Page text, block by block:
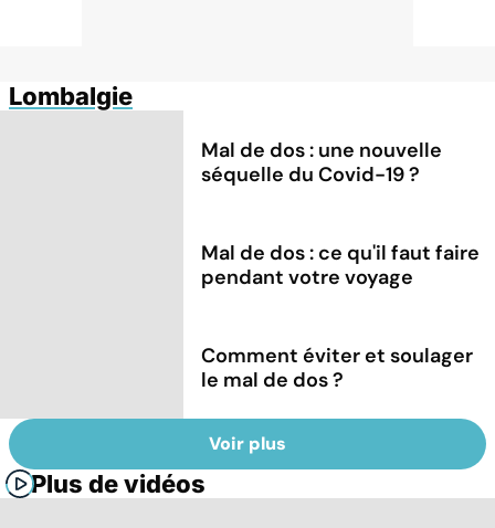
Lombalgie
Mal de dos : une nouvelle
séquelle du Covid-19 ?
Mal de dos : ce qu'il faut faire
pendant votre voyage
Comment éviter et soulager
le mal de dos ?
Voir plus
Plus de vidéos